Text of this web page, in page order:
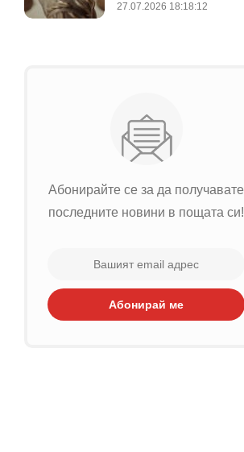
27.07.2026 18:18:12
Абонирайте се за да получавате
последните новини в пощата си!
Абонирай ме